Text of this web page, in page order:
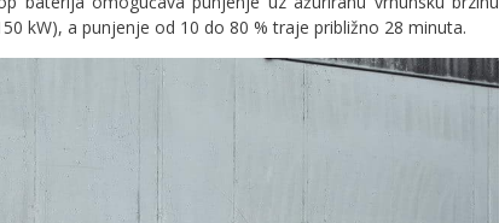
kW), a punjenje od 10 do 80 % traje približno 28 minuta.